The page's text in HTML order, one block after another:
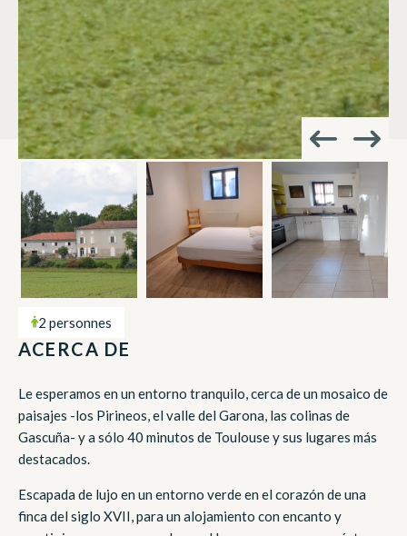
2 personnes
ACERCA DE
Le esperamos en un entorno tranquilo, cerca de un mosaico de
paisajes -los Pirineos, el valle del Garona, las colinas de
Gascuña- y a sólo 40 minutos de Toulouse y sus lugares más
destacados.
Escapada de lujo en un entorno verde en el corazón de una
finca del siglo XVII, para un alojamiento con encanto y